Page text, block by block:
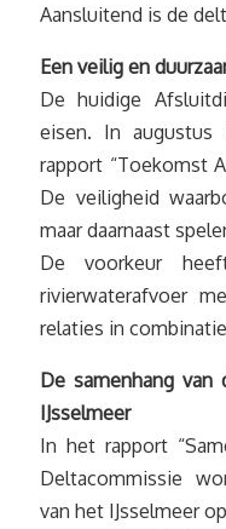
Aansluitend is de
Een veilig en
De huidige
eisen. In
rapport “Toekomst
De veiligheid
maar daarnaast
De voorkeur
rivierwaterafvoer
relaties in
De samenhang
IJsselmeer
In het rapport
Deltacommissie
van het IJsselmeer